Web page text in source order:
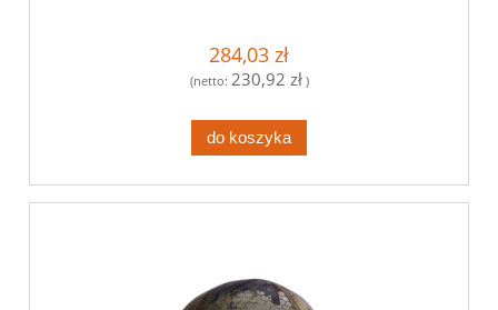
284,03 zł
(netto: 230,92 zł)
do koszyka